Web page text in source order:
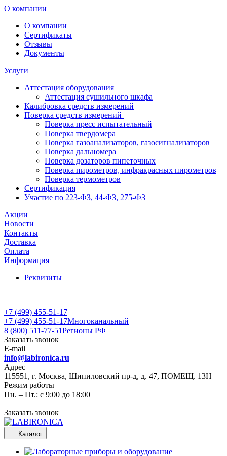
О компании
О компании
Сертификаты
Отзывы
Документы
Услуги
Аттестация оборудования
Аттестация сушильного шкафа
Калибровка средств измерений
Поверка средств измерений
Поверка пресс испытательный
Поверка твердомера
Поверка газоанализаторов, газосигнализаторов
Поверка дальномера
Поверка дозаторов пипеточных
Поверка пирометров, инфракрасных пирометров
Поверка термометров
Сертификация
Участие по 223-ФЗ, 44-ФЗ, 275-ФЗ
Акции
Новости
Контакты
Доставка
Оплата
Информация
Реквизиты
+7 (499) 455-51-17
+7 (499) 455-51-17Многоканальный
8 (800) 511-77-51Регионы РФ
Заказать звонок
E-mail
info@labironica.ru
Адрес
115551, г. Москва, Шипиловский пр-д, д. 47, ПОМЕЩ. 13Н
Режим работы
Пн. – Пт.: с 9:00 до 18:00
Заказать звонок
Каталог